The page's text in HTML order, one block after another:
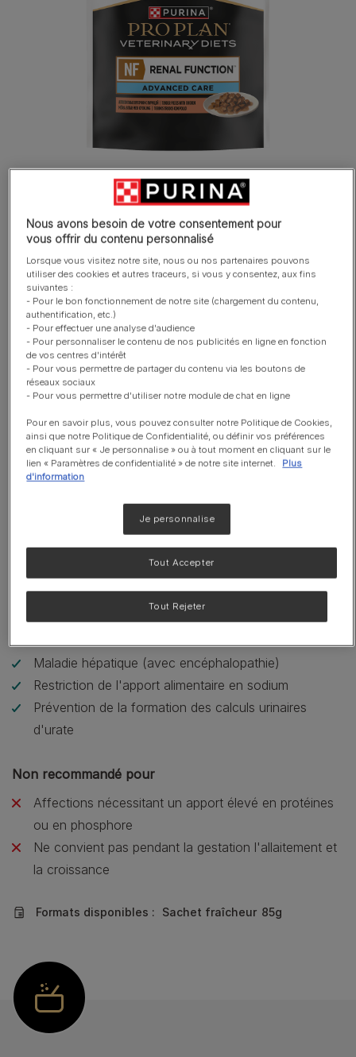
Teneur réduite en protéines mais de
qualité élevée
musculaire et la formation de toxines
et faible teneur en phosphore pour
aider à ralentir la progression de
l’insuffisance rénale chronique.
Oméga 3
Avec de l'EPA et du DHA pour aider à
soutenir les reins sur les stades
Goût appétent
pour satisfaire les chats avec un
appétit réduit.
Maladie hépatique (avec encéphalopathie)
Restriction de l'apport alimentaire en sodium
Prévention de la formation des calculs urinaires
d'urate
Non recommandé pour
Affections nécessitant un apport élevé en protéines
ou en phosphore
Ne convient pas pendant la gestation l'allaitement et
la croissance
Formats disponibles : Sachet fraîcheur 85g
Nous avons besoin de votre consentement pour
vous offrir du contenu personnalisé
Lorsque vous visitez notre site, nous ou nos partenaires pouvons
utiliser des cookies et autres traceurs, si vous y consentez, aux fins
suivantes :
- Pour le bon fonctionnement de notre site (chargement du contenu,
authentification, etc.)
- Pour effectuer une analyse d'audience
- Pour personnaliser le contenu de nos publicités en ligne en fonction
de vos centres d'intérêt
- Pour vous permettre de partager du contenu via les boutons de
réseaux sociaux
- Pour vous permettre d'utiliser notre module de chat en ligne
Pour en savoir plus, vous pouvez consulter notre Politique de Cookies,
ainsi que notre Politique de Confidentialité, ou définir vos préférences
en cliquant sur « Je personnalise » ou à tout moment en cliquant sur le
lien « Paramètres de confidentialité » de notre site internet.
Plus
d'information
Je personnalise
Tout Rejeter
Tout Accepter